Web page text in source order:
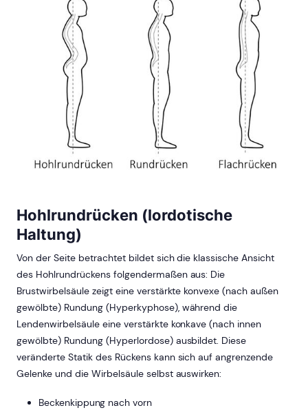
Hohlrundrücken (lordotische
Haltung)
Von der Seite betrachtet bildet sich die klassische Ansicht
des Hohlrundrückens folgendermaßen aus: Die
Brustwirbelsäule zeigt eine verstärkte konvexe (nach außen
gewölbte) Rundung (Hyperkyphose), während die
Lendenwirbelsäule eine verstärkte konkave (nach innen
gewölbte) Rundung (Hyperlordose) ausbildet. Diese
veränderte Statik des Rückens kann sich auf angrenzende
Gelenke und die Wirbelsäule selbst auswirken:
Beckenkippung nach vorn